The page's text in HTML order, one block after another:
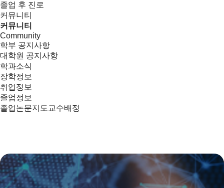
졸업 후 진로
커뮤니티
커뮤니티
Community
학부 공지사항
대학원 공지사항
학과소식
장학정보
취업정보
졸업정보
졸업논문지도교수배정